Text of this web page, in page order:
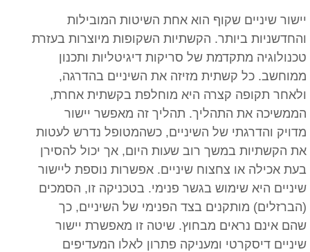
יישור שיניים שקוף הוא אחת השיטות המובילות
והחדשניות ביותר. הקשתיות השקופות מיוצרות בעזרת
טכנולוגיה מתקדמת של סריקות דיגיטליות ותכנון
ממוחשב. כל קשתית מזיזה את השיניים בהדרגה,
ולאחר תקופה קצרה היא מוחלפת בקשתית אחרת,
הממשיכה את התהליך. תהליך זה מאפשר יישור
מדויק והדרגתי של השיניים, כשהמטופל נדרש לעטות
את הקשתיות במשך רוב שעות היום, אך יכול להסירן
בעת אכילה או צחצוח שיניים. אפשרות נוספת ליישור
שיניים היא שימוש בגשר פנימי. בטכניקה זו, הסמכים
(הברזלים) מותקנים בצד הפנימי של השיניים, כך
שהם אינם נראים מבחוץ. שיטה זו מאפשרת יישור
שיניים דיסקרטי ומעניקה פתרון לאלו המעדיפים